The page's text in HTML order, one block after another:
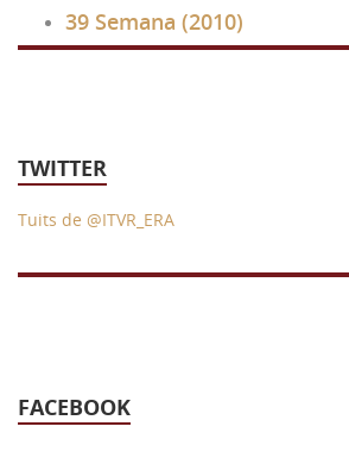
39 Semana (2010)
TWITTER
Tuits de @ITVR_ERA
FACEBOOK